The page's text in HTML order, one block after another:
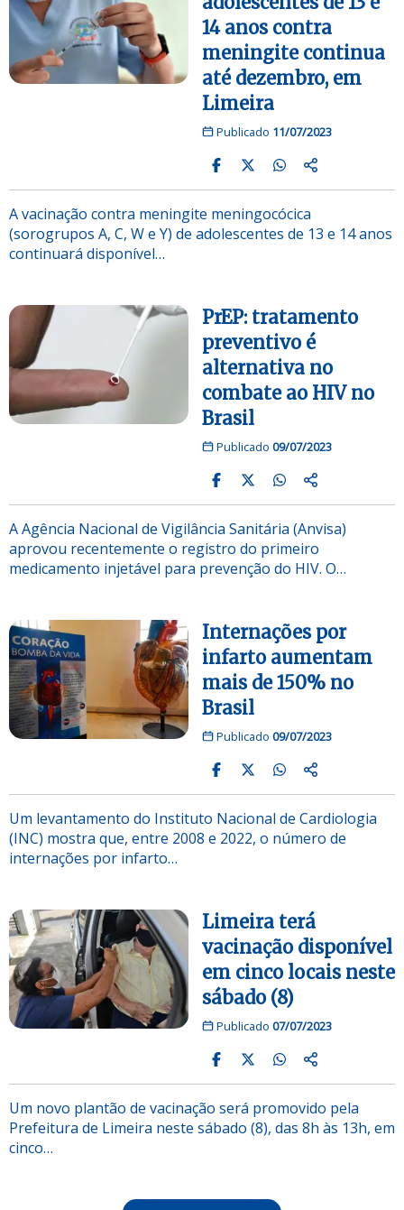
14 anos contra
meningite continua
até dezembro, em
Limeira
Publicado 11/07/2023
A vacinação contra meningite meningocócica
(sorogrupos A, C, W e Y) de adolescentes de 13 e 14 anos
continuará disponível…
PrEP: tratamento
preventivo é
alternativa no
combate ao HIV no
Brasil
Publicado 09/07/2023
A Agência Nacional de Vigilância Sanitária (Anvisa)
aprovou recentemente o registro do primeiro
medicamento injetável para prevenção do HIV. O…
Internações por
infarto aumentam
mais de 150% no
Brasil
Publicado 09/07/2023
Um levantamento do Instituto Nacional de Cardiologia
(INC) mostra que, entre 2008 e 2022, o número de
internações por infarto…
Limeira terá
vacinação disponível
em cinco locais neste
sábado (8)
Publicado 07/07/2023
Um novo plantão de vacinação será promovido pela
Prefeitura de Limeira neste sábado (8), das 8h às 13h, em
cinco…